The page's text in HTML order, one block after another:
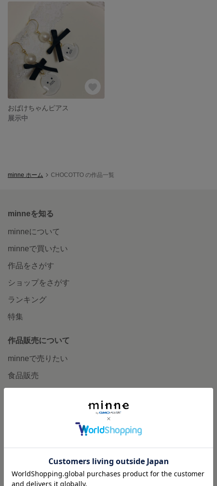
おばけちゃんピアス
展示中
minne ホーム CHOCOTTO の作品一覧
minneを知る
minneについて
minneで買いたい
作品をさがす
ショップをさがす
ランキング
特集
作品販売について
minneで売りたい
食品販売
販売支援企画・イベント
読みもの